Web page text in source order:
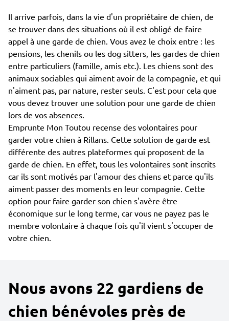
Il arrive parfois, dans la vie d'un propriétaire de chien, de
se trouver dans des situations où il est obligé de faire
appel à une garde de chien. Vous avez le choix entre : les
pensions, les chenils ou les dog sitters, les gardes de chien
entre particuliers (famille, amis etc.). Les chiens sont des
animaux sociables qui aiment avoir de la compagnie, et qui
n'aiment pas, par nature, rester seuls. C'est pour cela que
vous devez trouver une solution pour une garde de chien
lors de vos absences.
Emprunte Mon Toutou recense des volontaires pour
garder votre chien à Rillans. Cette solution de garde est
différente des autres plateformes qui proposent de la
garde de chien. En effet, tous les volontaires sont inscrits
car ils sont motivés par l'amour des chiens et parce qu'ils
aiment passer des moments en leur compagnie. Cette
option pour faire garder son chien s'avère être
économique sur le long terme, car vous ne payez pas le
membre volontaire à chaque fois qu'il vient s'occuper de
votre chien.
Nous avons 22 gardiens de
chien bénévoles près de